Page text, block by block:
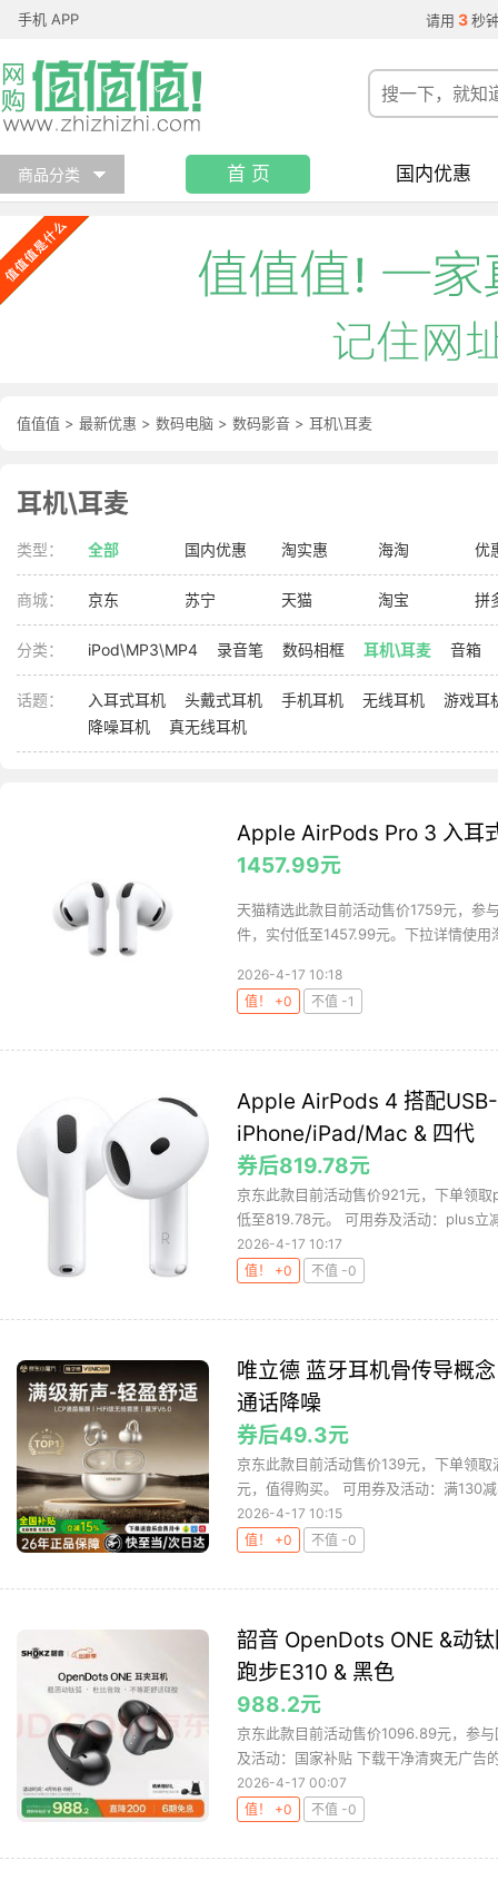
手机 APP 请用 3 秒
商品分类 首 页 国内优惠
值值值 > 最新优惠 > 数码电脑 > 数码影音 > 耳机\耳麦
耳机\耳麦
类型： 全部 国内优惠 淘实惠 海淘 优
商城： 京东 苏宁 天猫 淘宝 拼
分类： iPod\MP3\MP4 录音笔 数码相框 耳机\耳麦 音箱
话题： 入耳式耳机 头戴式耳机 手机耳机 无线耳机
游戏耳
降噪耳机
真无线耳机
Apple AirPods Pro 3 入耳
1457.99元
天猫精选此款目前活动售价1759元，参
件，实付低至1457.99元。下拉详情使用
2026-4-17 10:18
值！ +0
不值 -1
Apple AirPods 4 搭配
iPhone/iPad/Mac & 四代
券后819.78元
京东此款目前活动售价921元，下单领
低至819.78元。 可用券及活动：plus立
2026-4-17 10:17
值！ +0
不值 -0
唯立德 蓝牙耳机骨传导概
通话降噪
券后49.3元
京东此款目前活动售价139元，下单领
元，值得购买。 可用券及活动：满130
2026-4-17 10:15
值！ +0
不值 -0
韶音 OpenDots ONE &动
跑步E310 & 黑色
988.2元
京东此款目前活动售价1096.89元，参
及活动：国家补贴 下载干净清爽无广告
2026-4-17 00:07
值！ +0
不值 -0